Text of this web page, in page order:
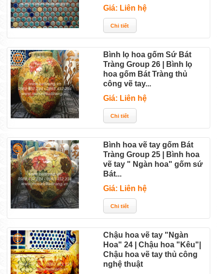
Giá: Liên hệ
Bình lọ hoa gốm Sứ Bát
Tràng Group 26 | Bình lọ
hoa gốm Bát Tràng thủ
công vẽ tay...
Giá: Liên hệ
Bình hoa vẽ tay gốm Bát
Tràng Group 25 | Bình hoa
vẽ tay " Ngàn hoa" gốm sứ
Bát...
Giá: Liên hệ
Chậu hoa vẽ tay "Ngàn
Hoa" 24 | Chậu hoa "Kêu"|
Chậu hoa vẽ tay thủ công
nghệ thuật